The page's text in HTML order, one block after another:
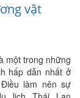
vật
một trong những
hấp dẫn nhất ở
làm nên sự